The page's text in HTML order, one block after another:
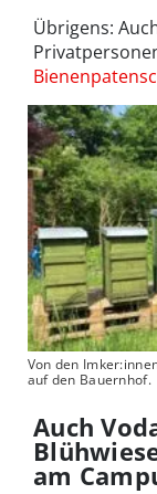
Übrigens:
Von den
auf den Bauernhof.
Auch
am